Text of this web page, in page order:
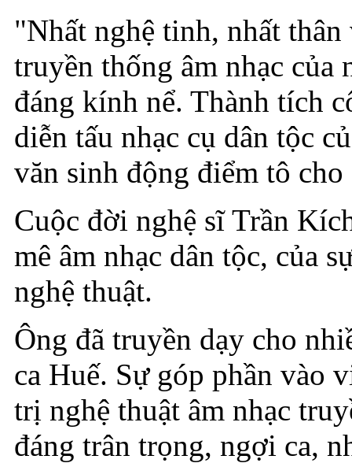
"Nhất nghệ tinh, nhất
truyền thống âm nhạc của
đáng kính nể. Thành tích
diễn tấu nhạc cụ dân tộc
văn sinh động điểm tô
Cuộc đời nghệ sĩ Trần
mê âm nhạc dân tộc, của
nghệ thuật.
Ông đã truyền dạy cho
ca Huế. Sự góp phần vào
trị nghệ thuật âm nhạc
đáng trân trọng, ngợi ca,